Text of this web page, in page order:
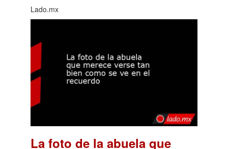
Lado.mx
La foto de la abuela que